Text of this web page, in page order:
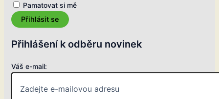
Pamatovat si mě
Přihlásit se
Přihlášení k odběru novinek
Váš e-mail: